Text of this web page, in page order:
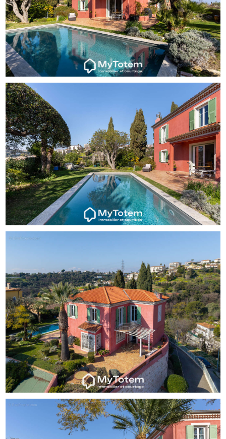
ainsi qu’une buanderie et des toilettes indépendantes.
À l’étage, l’espace nuit comprend quatre chambres
confortables, dont une suite parentale avec salle d’eau,
WC et accès à un balcon avec vue dégagée. Une seconde
chambre bénéficie également de sa salle d’eau et d’un
accès au balcon. Deux autres chambres se partagent une
salle d’eau indépendante et un WC séparé.
Le jardin, paysagé et structuré en différents espaces de
convivialité, entoure la piscine et crée un cadre de vie
agréable, entre mer et collines. Deux studios
indépendants viennent compléter l’ensemble, permettant
d’accueillir famille et invités, d’aménager un espace pour
des adolescents ou d’envisager un usage locatif. Un
double garage, une cave et des stationnements extérieurs
complètent ce bien.
Une propriété offrant un équilibre rare entre proximité du
centre-ville, vue mer, calme et fonctionnalité, idéale pour
une vie de famille confortable dans un cadre privilégié.
copropriété de 4 lots au total et ne faisant l'objet d'aucune
procédure en cours citée à l'article L. 721-1 du code de la
construction et de l'habitation. Montant moyen mensuel
de charges déclaré par le vendeur : 74 euros par mois
(soit 890 euros annuel). Honoraires d'agence à la charge
du vendeur. Information d'affichage énergétique sur ce
bien : classe ENERGIE D indice 215 et classe CLIMAT D
indice 46. Les informations sur les risques auxquels ce
bien est exposé, y compris l'obligation légale de
débroussaillement, sont disponibles sur le site
Géorisques. -- MyTotem, société indépendante en
courtage et immobilier, accompagne chaque projet de
l’acquisition au financement.
Grâce à une expertise globale et une sélection